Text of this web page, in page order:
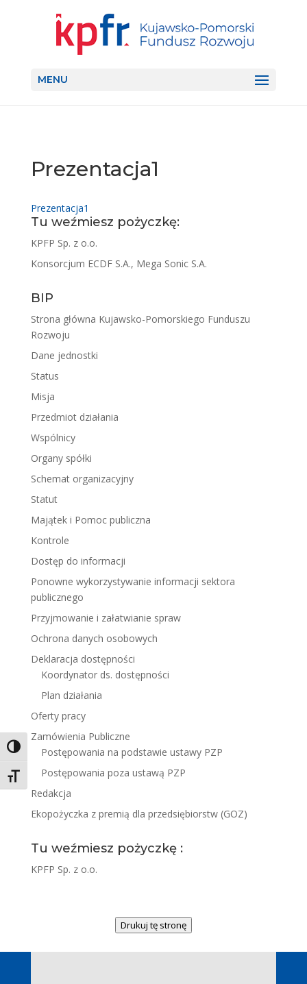
Toggle High Contrast
Toggle Font size
MENU
Prezentacja1
Prezentacja1
Tu weźmiesz pożyczkę:
KPFP Sp. z o.o.
Konsorcjum ECDF S.A., Mega Sonic S.A.
BIP
Strona główna Kujawsko-Pomorskiego Funduszu
Rozwoju
Dane jednostki
Status
Misja
Przedmiot działania
Wspólnicy
Organy spółki
Schemat organizacyjny
Statut
Majątek i Pomoc publiczna
Kontrole
Dostęp do informacji
Ponowne wykorzystywanie informacji sektora
publicznego
Przyjmowanie i załatwianie spraw
Ochrona danych osobowych
Deklaracja dostępności
Koordynator ds. dostępności
Plan działania
Oferty pracy
Zamówienia Publiczne
Postępowania na podstawie ustawy PZP
Postępowania poza ustawą PZP
Redakcja
Ekopożyczka z premią dla przedsiębiorstw (GOZ)
Tu weźmiesz pożyczkę :
KPFP Sp. z o.o.
Drukuj tę stronę